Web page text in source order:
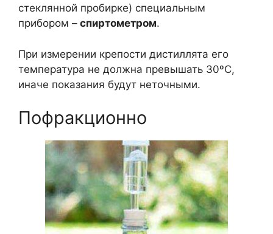
стеклянной пробирке) специальным
прибором – спиртометром.
При измерении крепости дистиллята его
температура не должна превышать 30ºС,
иначе показания будут неточными.
Пофракционно